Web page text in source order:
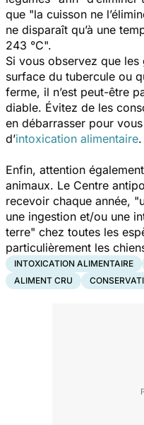
que "la cuisson ne
ne disparaît qu’à une
243 °C".
Si vous observez que
surface du tubercule ou
ferme, il n’est peut-être
diable. Évitez de les
en débarrasser pour
d’intoxication alimentaire.
Enfin, attention
animaux. Le Centre
recevoir chaque année, "
une ingestion et/ou une
terre" chez toutes les
particulièrement les
INTOXICATION ALIMENTAIRE
ALIMENT CRU